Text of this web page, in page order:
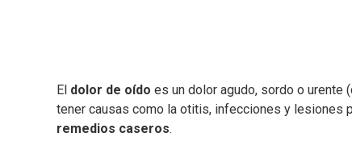
El dolor de oído es un dolor agudo, sordo o urente
tener causas como la otitis, infecciones y lesiones
remedios caseros.